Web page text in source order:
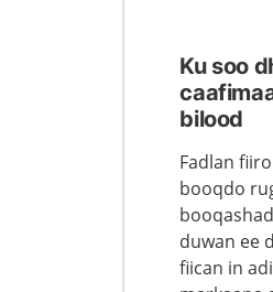
Ku soo
bilood
Fadlan
booqdo
duwan ee
fiican in